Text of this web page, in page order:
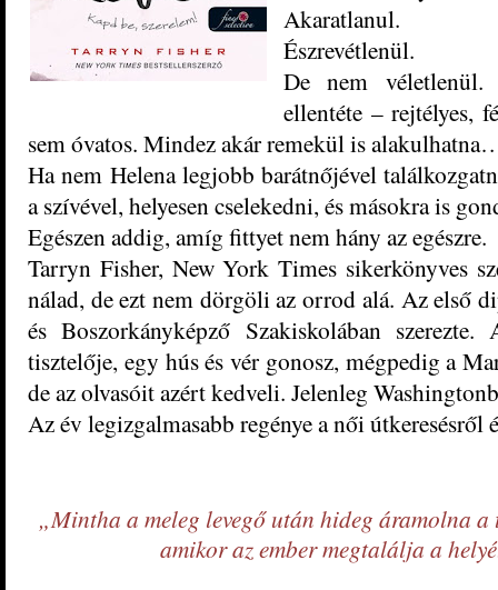
Akaratlanul.
Észrevétlenül.
De nem
ellentéte – rejtélyes,
sem óvatos. Mindez akár remekül is
Ha nem Helena legjobb barátnőjével
a szívével, helyesen cselekedni, és másokra is
Egészen addig, amíg fittyet nem hány az egészre.
Tarryn Fisher, New York Times sikerkönyves
nálad, de ezt nem dörgöli az orrod alá. Az első
és Boszorkányképző Szakiskolában
tisztelője, egy hús és vér gonosz, mégpedig a
de az olvasóit azért kedveli. Jelenleg
Az év legizgalmasabb regénye a női útkeresésről
„Mintha a meleg levegő után hideg áramolna a
amikor az ember megtalálja a